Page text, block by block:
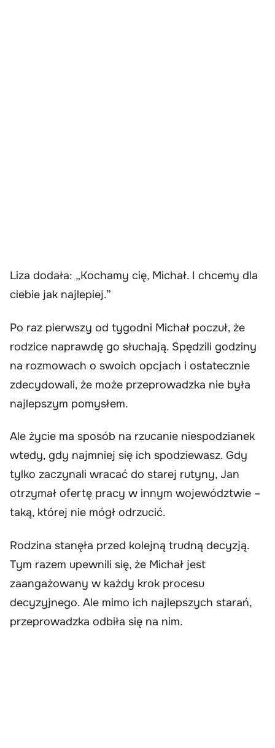
Liza dodała: „Kochamy cię, Michał. I chcemy dla
ciebie jak najlepiej.”
Po raz pierwszy od tygodni Michał poczuł, że
rodzice naprawdę go słuchają. Spędzili godziny
na rozmowach o swoich opcjach i ostatecznie
zdecydowali, że może przeprowadzka nie była
najlepszym pomysłem.
Ale życie ma sposób na rzucanie niespodzianek
wtedy, gdy najmniej się ich spodziewasz. Gdy
tylko zaczynali wracać do starej rutyny, Jan
otrzymał ofertę pracy w innym województwie –
taką, której nie mógł odrzucić.
Rodzina stanęła przed kolejną trudną decyzją.
Tym razem upewnili się, że Michał jest
zaangażowany w każdy krok procesu
decyzyjnego. Ale mimo ich najlepszych starań,
przeprowadzka odbiła się na nim.